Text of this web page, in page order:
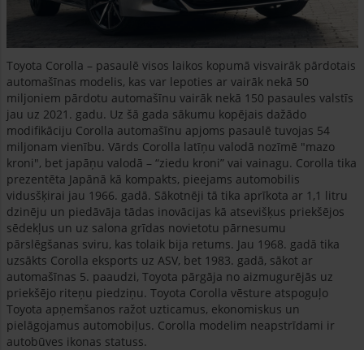
Toyota Corolla – pasaulē visos laikos kopumā visvairāk pārdotais
automašīnas modelis, kas var lepoties ar vairāk nekā 50
miljoniem pārdotu automašīnu vairāk nekā 150 pasaules valstīs
jau uz 2021. gadu. Uz šā gada sākumu kopējais dažādo
modifikāciju Corolla automašīnu apjoms pasaulē tuvojas 54
miljonam vienību. Vārds Corolla latīņu valodā nozīmē "mazo
kroni", bet japāņu valodā – “ziedu kroni” vai vainagu. Corolla tika
prezentēta Japānā kā kompakts, pieejams automobilis
vidusšķirai jau 1966. gadā. Sākotnēji tā tika aprīkota ar 1,1 litru
dzinēju un piedāvāja tādas inovācijas kā atsevišķus priekšējos
sēdekļus un uz salona grīdas novietotu pārnesumu
pārslēgšanas sviru, kas tolaik bija retums. Jau 1968. gadā tika
uzsākts Corolla eksports uz ASV, bet 1983. gadā, sākot ar
automašīnas 5. paaudzi, Toyota pārgāja no aizmugurējās uz
priekšējo riteņu piedziņu. Toyota Corolla vēsture atspoguļo
Toyota apņemšanos ražot uzticamus, ekonomiskus un
pielāgojamus automobiļus. Corolla modelim neapstrīdami ir
autobūves ikonas statuss.